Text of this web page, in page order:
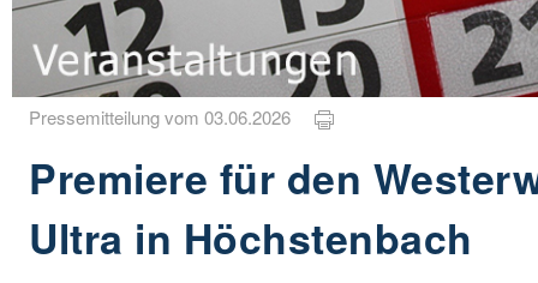
Pressemitteilung vom 03.06.2026
Premiere für den
Ultra in Höchstenbach